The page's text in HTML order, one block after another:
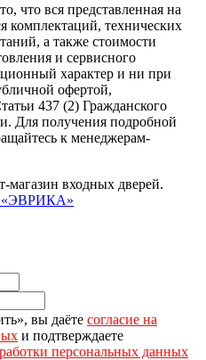
что вся представленная на
комплектаций, технических
а также стоимости
и сервисного
характер и ни при
офертой,
437 (2) Гражданского
Для получения подробной
к менеджерам-
входных дверей.
«ЭВРИКА»
вы даёте согласие на
и подтверждаете
персональных данных